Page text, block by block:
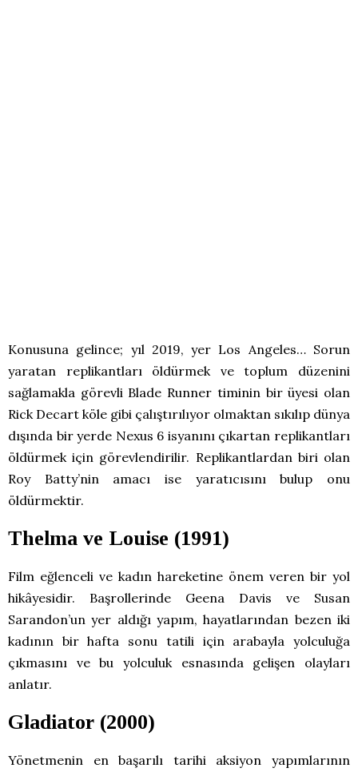
Konusuna gelince; yıl 2019, yer Los Angeles… Sorun
yaratan replikantları öldürmek ve toplum düzenini
sağlamakla görevli Blade Runner timinin bir üyesi olan
Rick Decart köle gibi çalıştırılıyor olmaktan sıkılıp dünya
dışında bir yerde Nexus 6 isyanını çıkartan replikantları
öldürmek için görevlendirilir. Replikantlardan biri olan
Roy Batty’nin amacı ise yaratıcısını bulup onu
öldürmektir.
Thelma ve Louise (1991)
Film eğlenceli ve kadın hareketine önem veren bir yol
hikâyesidir. Başrollerinde Geena Davis ve Susan
Sarandon’un yer aldığı yapım, hayatlarından bezen iki
kadının bir hafta sonu tatili için arabayla yolculuğa
çıkmasını ve bu yolculuk esnasında gelişen olayları
anlatır.
Gladiator (2000)
Yönetmenin en başarılı tarihi aksiyon yapımlarının